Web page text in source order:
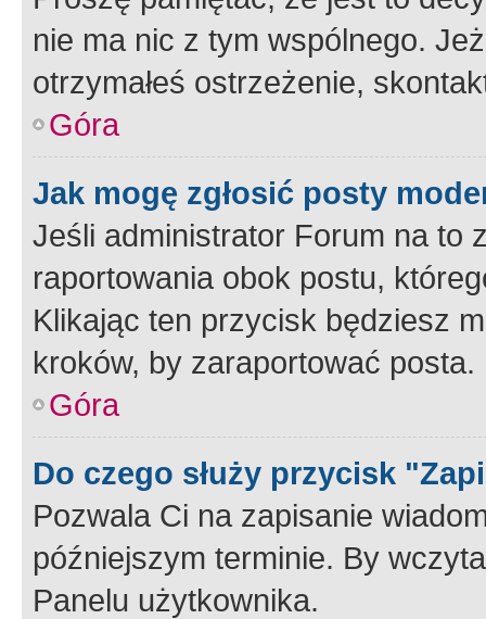
nie ma nic z tym wspólnego.
otrzymałeś ostrzeżenie,
Góra
Jak mogę zgłosić posty
Jeśli administrator Forum na to
raportowania obok postu,
Klikając ten przycisk będziesz
kroków, by zaraportować posta.
Góra
Do czego służy przycisk
Pozwala Ci na zapisanie
późniejszym terminie. By
Panelu użytkownika.